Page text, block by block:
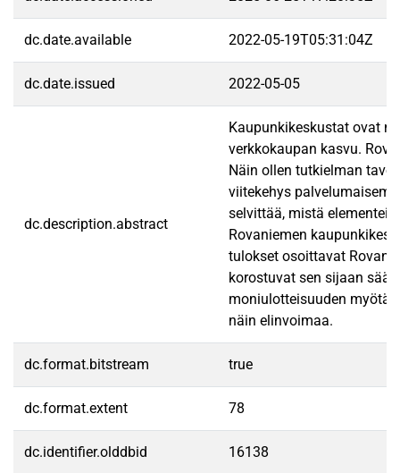
dc.date.available 2022-05-19T05:31:04Z
dc.date.issued 2022-05-05
dc.description.abstract
Kaupunkikeskustat ovat
verkkokaupan kasvu.
Näin ollen tutkielman
viitekehys
selvittää, mistä
Rovaniemen
tulokset osoittavat
korostuvat sen sijaan
moniulotteisuuden myötä,
näin elinvoimaa.
dc.format.bitstream true
dc.format.extent 78
dc.identifier.olddbid 16138